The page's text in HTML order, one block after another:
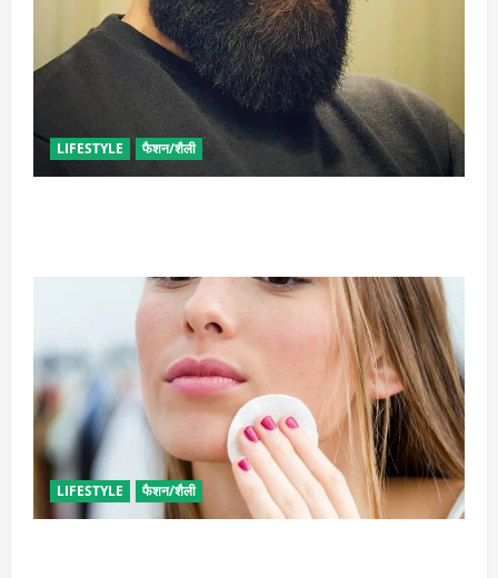
LIFESTYLE फैशन/शैली
LIFESTYLE फैशन/शैली